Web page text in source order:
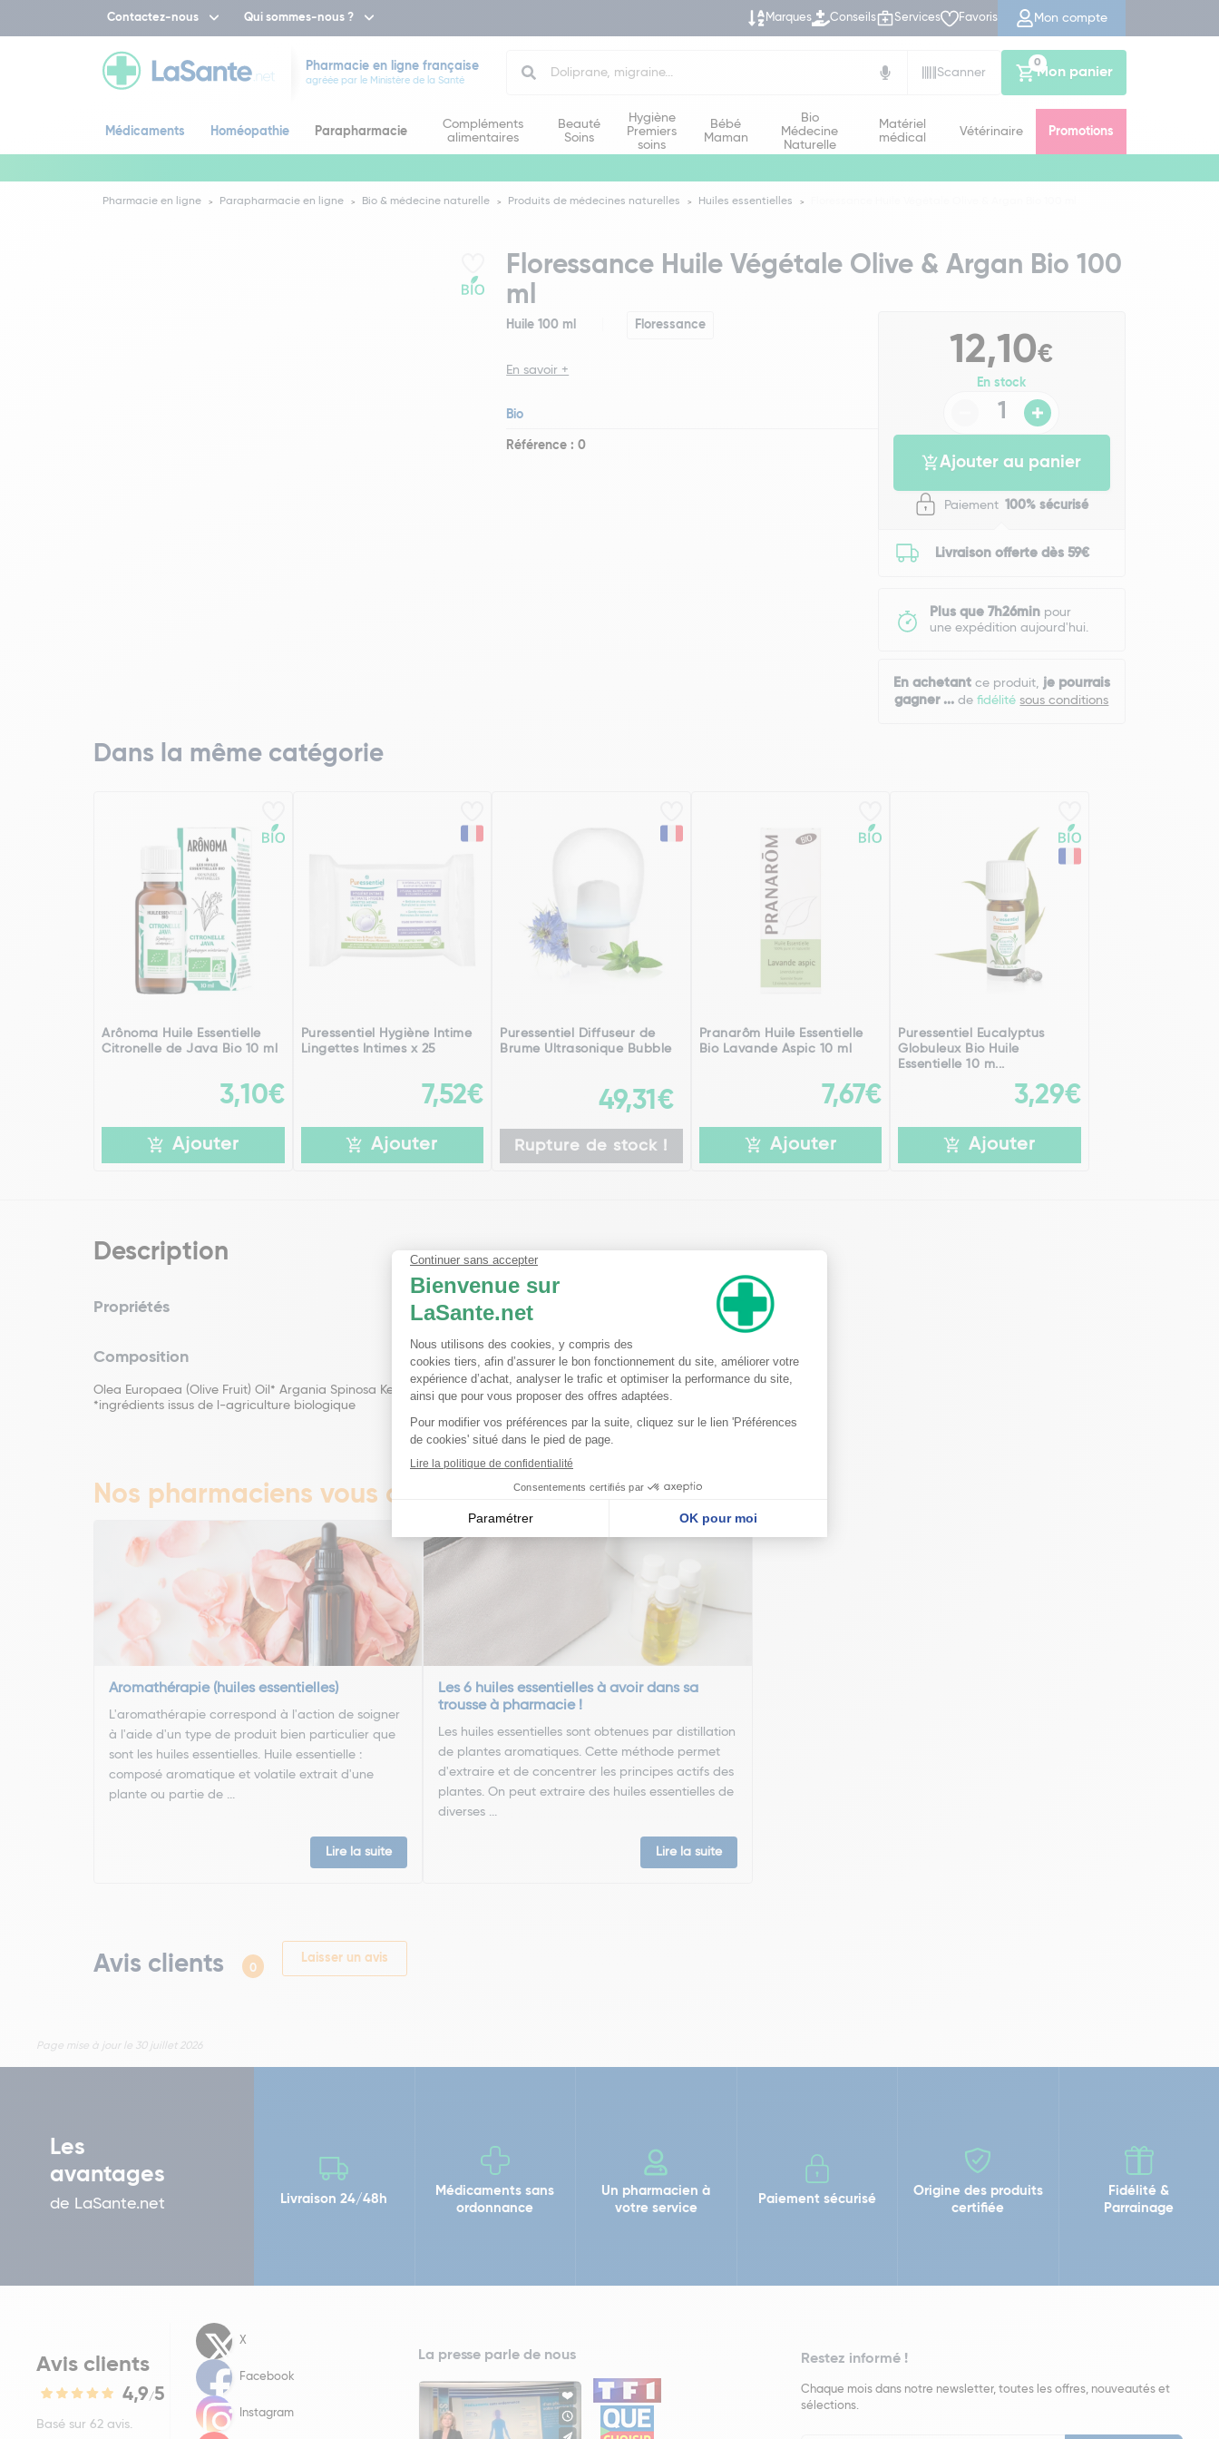
Contactez-nous Qui sommes-nous ? Marques Conseils Services Favoris Mon compte
Pharmacie en ligne française
agréée par le Ministère de la Santé
Scanner
Mon panier
0
Médicaments Homéopathie Parapharmacie
Compléments
alimentaires
Beauté
Soins
Hygiène
Premiers
soins
Bébé
Maman
Bio
Médecine
Naturelle
Matériel
médical
Vétérinaire Promotions
Pharmacie en ligne Parapharmacie en ligne Bio & médecine naturelle Produits de médecines naturelles Huiles essentielles
Floressance Huile Végétale Olive & Argan Bio 100
ml
Huile 100 ml Floressance
En savoir +
Bio
Référence : 0
12,10€
En stock
Ajouter au panier
Paiement 100% sécurisé
Livraison offerte dès 59€
Plus que 7h26minpour
une expédition aujourd'hui.
En achetantce produit, je pourrais
gagner ... defidélitésous conditions
Dans la même catégorie
Arônoma Huile Essentielle
Citronelle de Java Bio 10 ml
3,10€
Ajouter
Puressentiel Hygiène Intime
Lingettes Intimes x 25
7,52€
Ajouter
Puressentiel Diffuseur de
Brume Ultrasonique Bubble
49,31€
Rupture de stock !
Pranarôm Huile Essentielle
Bio Lavande Aspic 10 ml
7,67€
Ajouter
Puressentiel Eucalyptus
Globuleux Bio Huile
Essentielle 10 m...
3,29€
Ajouter
Description
Propriétés
Composition
Olea Europaea (Olive Fruit) Oil* Argania Spinosa Kernel Oil* Parfum (Fragrance) Linalool Limonene Anise Alcohol Coumarin.
*ingrédients issus de l-agriculture biologique
Nos pharmaciens vous conseillent
Aromathérapie (huiles essentielles)
L'aromathérapie correspond à l'action de soigner
à l'aide d'un type de produit bien particulier que
sont les huiles essentielles. Huile essentielle :
composé aromatique et volatile extrait d'une
plante ou partie de ...
Lire la suite
Les 6 huiles essentielles à avoir dans sa
trousse à pharmacie !
Les huiles essentielles sont obtenues par distillation
de plantes aromatiques. Cette méthode permet
d'extraire et de concentrer les principes actifs des
plantes. On peut extraire des huiles essentielles de
diverses ...
Lire la suite
Avis clients 0
Laisser un avis
Page mise à jour le 30 juillet 2026
Les
avantages
de LaSante.net Livraison 24/48h
Médicaments sans
ordonnance
Un pharmacien à
votre service
Paiement sécurisé
Origine des produits
certifiée
Fidélité &
Parrainage
Avis clients
4,9/5
Basé sur 62 avis.
X
Facebook
Instagram
La presse parle de nous Restez informé !
Chaque mois dans notre newsletter, toutes les offres, nouveautés et
sélections.